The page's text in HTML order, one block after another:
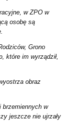
w ZPO w
osobę są
Grono
które im wyrządził,
obraz
brzemiennych w
jeszcze nie ujrzały